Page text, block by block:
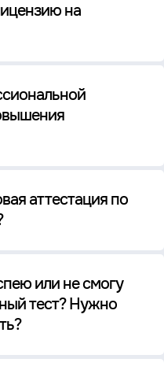
на
аттестация по
или не смогу
тест? Нужно